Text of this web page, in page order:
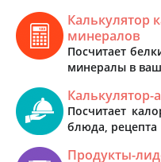
Калькулятор
минералов
Посчитает
минералы в
Калькулятор-
Посчитает
блюда, рецепта
Продукты-